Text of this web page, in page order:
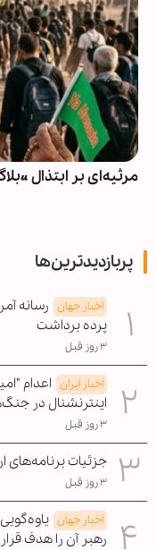
مرثیه‌ای بر ابتذال
پربازدیدترین‌ها
اخبار جهان رسانه
پرده برداشت
۳ روز قبل
اخبار ایران اعدام
اینترنشنال در جنگ‌های ۱۲ روزه و
۳ روز قبل
جزئیات
۳ روز قبل
اخبار جهان
رهبر آن را هدف